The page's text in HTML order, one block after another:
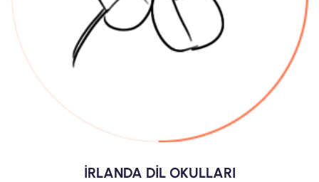
İRLANDA DİL OKULLARI